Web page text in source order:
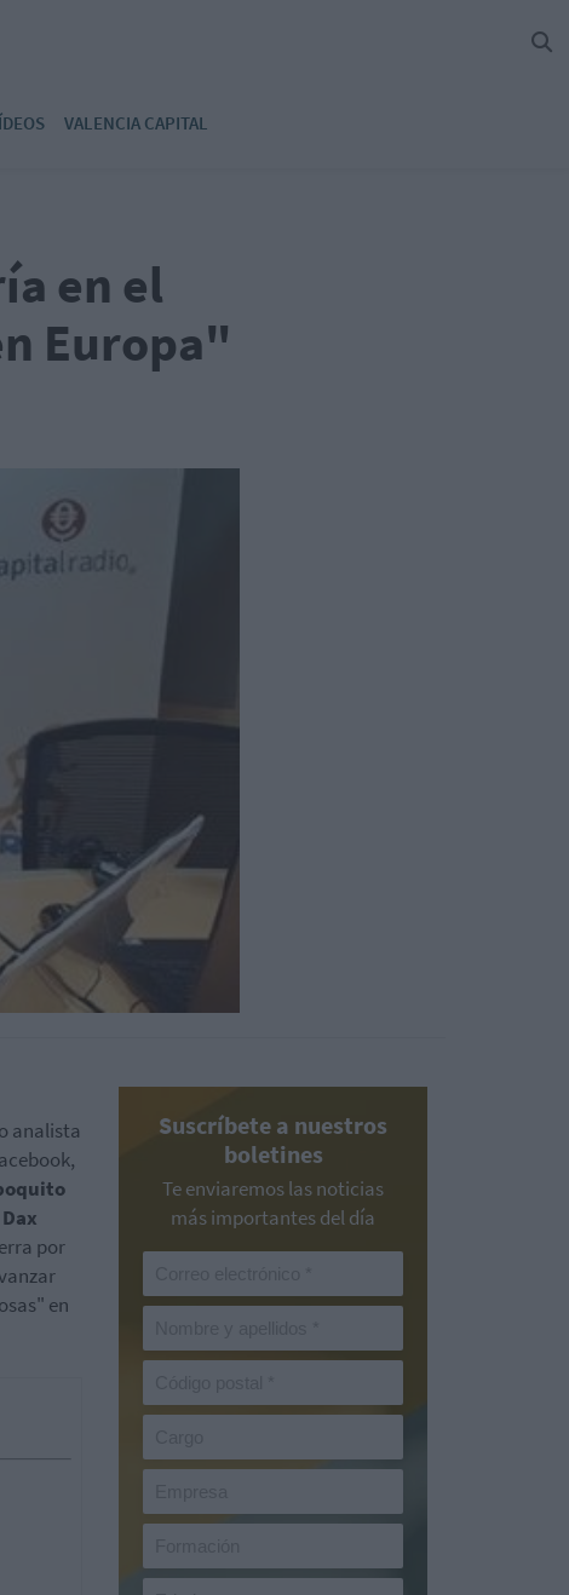
VALENCIA CAPITAL
en el
Europa"
analista
Dax
por
en
Suscríbete a nuestros
boletines
Te enviaremos las noticias
más importantes del día